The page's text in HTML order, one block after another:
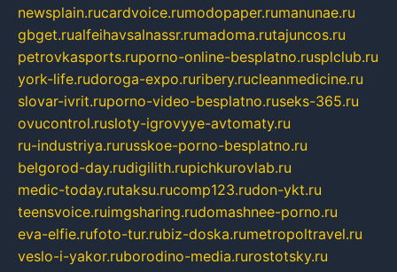
newsplain.rucardvoice.rumodopaper.rumanunae.ru
gbget.rualfeihavsalnassr.rumadoma.rutajuncos.ru
petrovkasports.ruporno-online-besplatno.rusplclub.ru
york-life.rudoroga-expo.ruribery.rucleanmedicine.ru
slovar-ivrit.ruporno-video-besplatno.ruseks-365.ru
ovucontrol.rusloty-igrovyye-avtomaty.ru
ru-industriya.rurusskoe-porno-besplatno.ru
belgorod-day.rudigilith.rupichkurovlab.ru
medic-today.rutaksu.rucomp123.rudon-ykt.ru
teensvoice.ruimgsharing.rudomashnee-porno.ru
eva-elfie.rufoto-tur.rubiz-doska.rumetropoltravel.ru
veslo-i-yakor.ruborodino-media.rurostotsky.ru